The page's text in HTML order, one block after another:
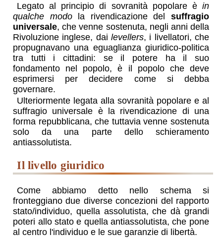
Legato al principio di sovranità popolare è in
qualche modola rivendicazione del suffragio
universale, che venne sostenuta, negli anni della
Rivoluzione inglese, dai levellers, i livellatori, che
propugnavano una eguaglianza giuridico-politica
tra tutti i cittadini: se il potere ha il suo
fondamento nel popolo, è il popolo che deve
esprimersi per decidere come si debba
governare.
Ulteriormente legata alla sovranità popolare e al
suffragio universale è la rivendicazione di una
forma repubblicana, che tuttavia venne sostenuta
solo da una parte dello schieramento
antiassolutista.
il livello giuridico
Come abbiamo detto nello schema si
fronteggiano due diverse concezioni del rapporto
stato/individuo, quella assolutista, che dà grandi
poteri allo stato e quella antiassolutista, che pone
al centro l'individuo e le sue garanzie di libertà.